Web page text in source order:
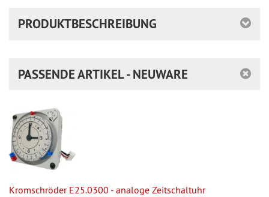
PRODUKTBESCHREIBUNG
PASSENDE ARTIKEL - NEUWARE
Kromschröder E25.0300 - analoge Zeitschaltuhr